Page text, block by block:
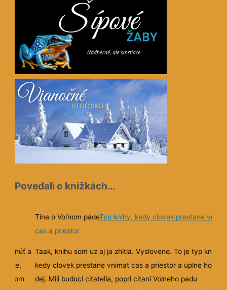
Povedali o knižkách…
a
som
Tina o Voľnom pádeTyp knihy, kedy clovek prestane
cas a priestor
Taak, knihu som uz aj ja zhltla. Vyslovene. To je typ knihy,
kedy clovek prestane vnimat cas a priestor a uplne ho
dej. Mili buduci citatelia, popri citani Volneho padu